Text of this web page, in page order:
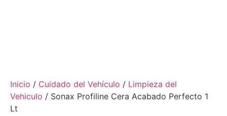
Inicio / Cuidado del Vehículo / Limpieza del
Vehiculo / Sonax Profiline Cera Acabado Perfecto 1
Lt